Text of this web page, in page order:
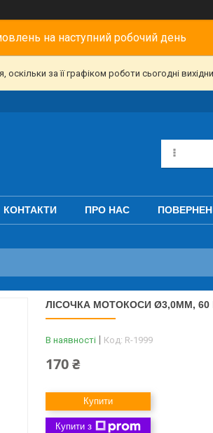
на наступний робочий день
за її графіком роботи сьогодні
КОНТАКТИ ПРО НАС
ЛІСОЧКА МОТОКОСИ Ø3,0MM, 60
В наявності Код: R-1999
170 ₴
Купити
Купити з